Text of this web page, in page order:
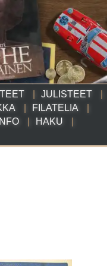
JULISTEET
FILATELIA
HAKU